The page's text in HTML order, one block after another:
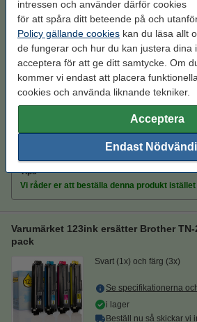
intressen och använder därför cookies
för att spåra ditt beteende på och
Policy gällande cookies kan du läsa allt
de fungerar och hur du kan justera dina
acceptera för att ge ditt samtycke. Om
kommer vi endast att placera
cookies och använda liknande tekniker.
Acceptera
Endast
pack
Svart (1x) och färg (3x)
Se specifikationerna
i lager
Beställ nu så skickar vi
Per sida 0,3 kr
Tips
Vi råder er att beställa denna produkt
Varumärket 123ink ersätter Brother
pack
Svart (1x) och färg (3x)
Se specifikationerna
i lager
Beställ nu så skickar vi